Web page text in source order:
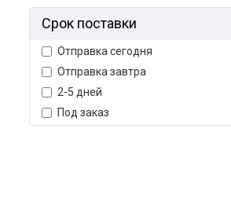
Срок поставки
Отправка сегодня
Отправка завтра
2-5 дней
Под заказ